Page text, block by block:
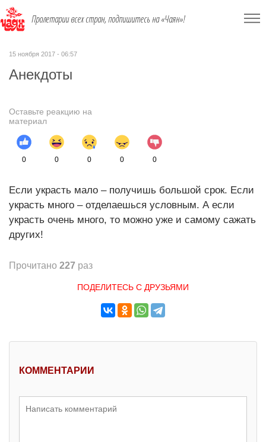
Пролетарии всех стран, подпишитесь на «Чаян»!
15 ноября 2017 - 06:57
Анекдоты
Оставьте реакцию на
материал
0 0 0 0 0
Если украсть мало – получишь большой срок. Если
украсть много – отделаешься условным. А если
украсть очень много, то можно уже и самому сажать
других!
Прочитано 227 раз
ПОДЕЛИТЕСЬ С ДРУЗЬЯМИ
КОММЕНТАРИИ